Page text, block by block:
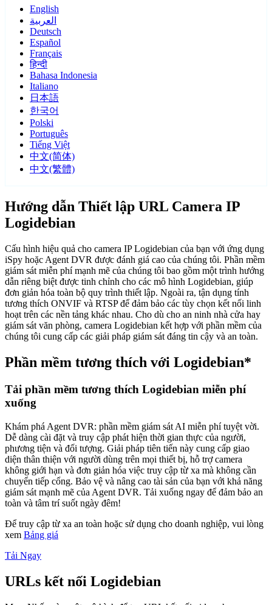
English
العربية
Deutsch
Español
Français
हिन्दी
Bahasa Indonesia
Italiano
日本語
한국어
Polski
Português
Tiếng Việt
中文(简体)
中文(繁體)
Hướng dẫn Thiết lập URL Camera IP
Logidebian
Cấu hình hiệu quả cho camera IP Logidebian của bạn với ứng dụng
iSpy hoặc Agent DVR được đánh giá cao của chúng tôi. Phần mềm
giám sát miễn phí mạnh mẽ của chúng tôi bao gồm một trình hướng
dẫn riêng biệt được tinh chỉnh cho các mô hình Logidebian, giúp
đơn giản hóa toàn bộ quy trình thiết lập. Ngoài ra, tận dụng tính
tương thích ONVIF và RTSP để đảm bảo các tùy chọn kết nối linh
hoạt trên các nền tảng khác nhau. Cho dù cho an ninh nhà cửa hay
giám sát văn phòng, camera Logidebian kết hợp với phần mềm của
chúng tôi cung cấp các giải pháp giám sát đáng tin cậy và an toàn.
Phần mềm tương thích với Logidebian*
Tải phần mềm tương thích Logidebian miễn phí
xuống
Khám phá Agent DVR: phần mềm giám sát AI miễn phí tuyệt vời.
Dễ dàng cài đặt và truy cập phát hiện thời gian thực của người,
phương tiện và đối tượng. Giải pháp tiên tiến này cung cấp giao
diện thân thiện với người dùng trên mọi thiết bị, hỗ trợ camera
không giới hạn và đơn giản hóa việc truy cập từ xa mà không cần
chuyển tiếp cổng. Bảo vệ và nâng cao tài sản của bạn với khả năng
giám sát mạnh mẽ của Agent DVR. Tải xuống ngay để đảm bảo an
toàn và tâm trí suốt ngày đêm!
Để truy cập từ xa an toàn hoặc sử dụng cho doanh nghiệp, vui lòng
xem Bảng giá
Tải Ngay
URLs kết nối Logidebian